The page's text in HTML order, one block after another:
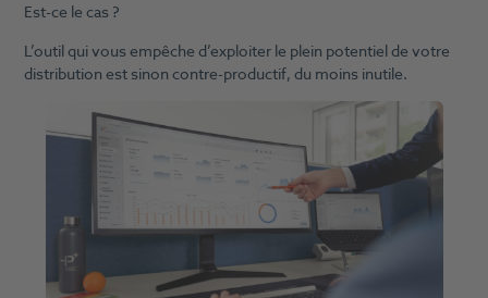
Est-ce le cas ?
L’outil qui vous empêche d’exploiter le plein potentiel de votre
distribution est sinon contre-productif, du moins inutile.